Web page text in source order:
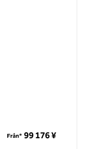
Från* 99 176 ¥